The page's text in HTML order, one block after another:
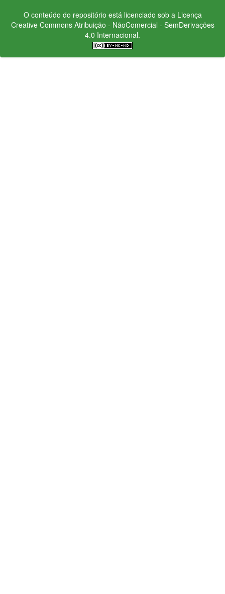
O conteúdo do repositório está licenciado sob a Licença
Creative CommonsAtribuição - NãoComercial - SemDerivações
4.0 Internacional.